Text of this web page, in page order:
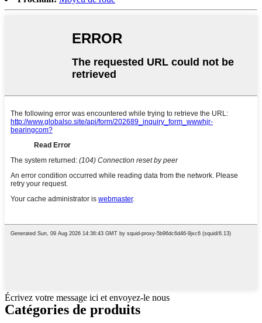
Écrivez votre message ici et envoyez-le nous
Catégories de produits